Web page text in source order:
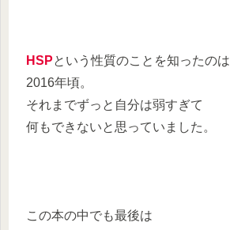
HSPという性質のことを知ったのは
2016年頃。
それまでずっと自分は弱すぎて
何もできないと思っていました。
この本の中でも最後は